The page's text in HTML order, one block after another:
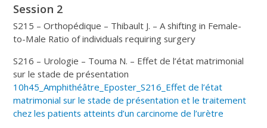
Session 2
S215 – Orthopédique – Thibault J. – A shifting in Female-
to-Male Ratio of individuals requiring surgery
S216 – Urologie – Touma N. – Effet de l’état matrimonial
sur le stade de présentation
10h45_Amphithéâtre_Eposter_S216_Effet de l’état
matrimonial sur le stade de présentation et le traitement
chez les patients atteints d’un carcinome de l’urètre